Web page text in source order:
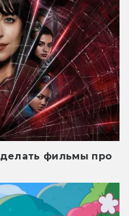
фильмы про